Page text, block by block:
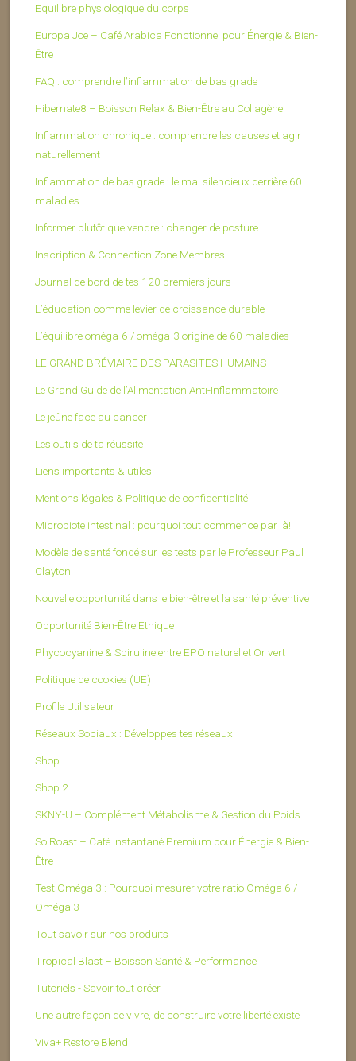
Equilibre physiologique du corps
Europa Joe – Café Arabica Fonctionnel pour Énergie & Bien-
Être
FAQ : comprendre l’inflammation de bas grade
Hibernate8 – Boisson Relax & Bien-Être au Collagène
Inflammation chronique : comprendre les causes et agir
naturellement
Inflammation de bas grade : le mal silencieux derrière 60
maladies
Informer plutôt que vendre : changer de posture
Inscription & Connection Zone Membres
Journal de bord de tes 120 premiers jours
L’éducation comme levier de croissance durable
L’équilibre oméga-6 / oméga-3 origine de 60 maladies
LE GRAND BRÉVIAIRE DES PARASITES HUMAINS
Le Grand Guide de l’Alimentation Anti-Inflammatoire
Le jeûne face au cancer
Les outils de ta réussite
Liens importants & utiles
Mentions légales & Politique de confidentialité
Microbiote intestinal : pourquoi tout commence par là!
Modèle de santé fondé sur les tests par le Professeur Paul
Clayton
Nouvelle opportunité dans le bien-être et la santé préventive
Opportunité Bien-Être Ethique
Phycocyanine & Spiruline entre EPO naturel et Or vert
Politique de cookies (UE)
Profile Utilisateur
Réseaux Sociaux : Développes tes réseaux
Shop
Shop 2
SKNY-U – Complément Métabolisme & Gestion du Poids
SolRoast – Café Instantané Premium pour Énergie & Bien-
Être
Test Oméga 3 : Pourquoi mesurer votre ratio Oméga 6 /
Oméga 3
Tout savoir sur nos produits
Tropical Blast – Boisson Santé & Performance
Tutoriels - Savoir tout créer
Une autre façon de vivre, de construire votre liberté existe
Viva+ Restore Blend